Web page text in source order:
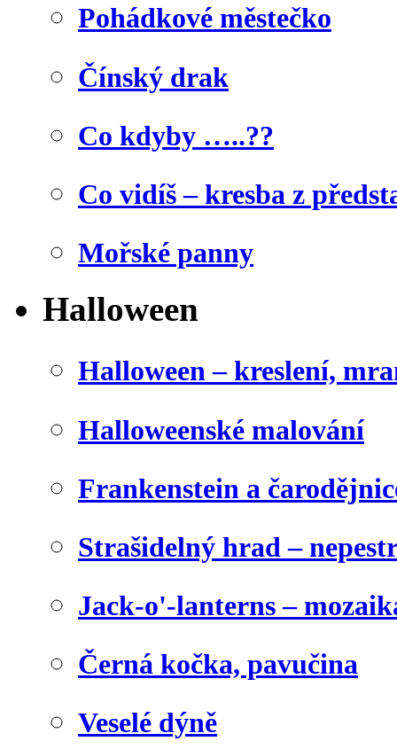
Pohádkové městečko
Čínský drak
Co kdyby …..??
Co vidíš – kresba z
Mořské panny
Halloween
Halloween – kreslení,
Halloweenské malování
Frankenstein a
Strašidelný hrad –
Jack-o'-lanterns –
Černá kočka, pavučina
Veselé dýně